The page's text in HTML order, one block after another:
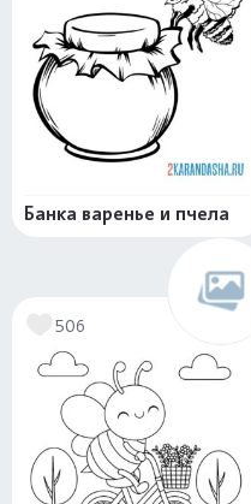
Банка варенье и пчела
506